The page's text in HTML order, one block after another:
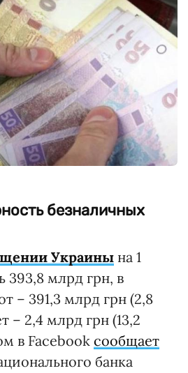
безналичных
Украины на 1
393,8 млрд грн, в
– 391,3 млрд грн (2,8
– 2,4 млрд грн (13,2
в Facebook сообщает
банка